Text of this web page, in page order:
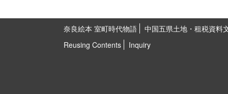
奈良絵本 室町時代物語
中国五県土地・租税資料
Reusing Contents
Inquiry